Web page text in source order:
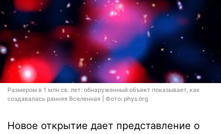
Размером в 1 млн св. лет: обнаруженный объект показывает, как
создавалась ранняя Вселенная | Фото: phys.org
Новое открытие дает представление о